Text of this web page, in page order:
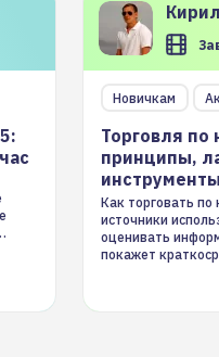
Новичкам
Торговля по
принципы,
инструменты
Как торговать по
источники
оценивать
покажет